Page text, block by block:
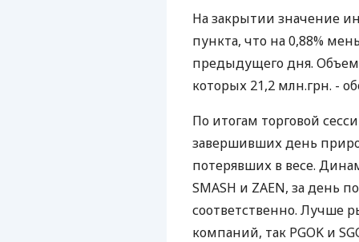
На закрытии значение
пункта, что на 0,88%
предыдущего дня. Объем
которых 21,2 млн.грн. -
По итогам торговой
завершивших день
потерявших в весе.
SMASH и ZAEN, за день
соответственно. Лучше
компаний, так PGOK и